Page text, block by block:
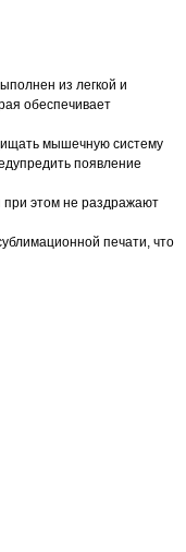
из легкой и
обеспечивает
мышечную систему
появление
этом не раздражают
печати, что